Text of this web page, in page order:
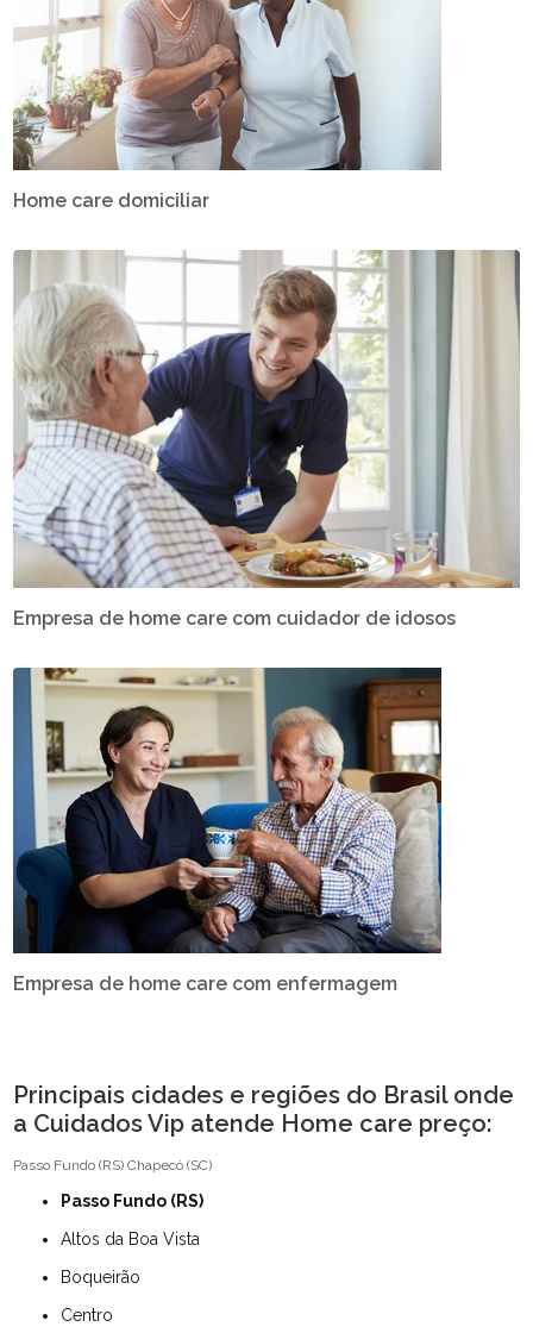
Home care domiciliar
Empresa de home care com cuidador de idosos
Empresa de home care com enfermagem
Principais cidades e regiões do Brasil onde
a Cuidados Vip atende Home care preço:
Passo Fundo (RS) Chapecó (SC)
Passo Fundo (RS)
Altos da Boa Vista
Boqueirão
Centro